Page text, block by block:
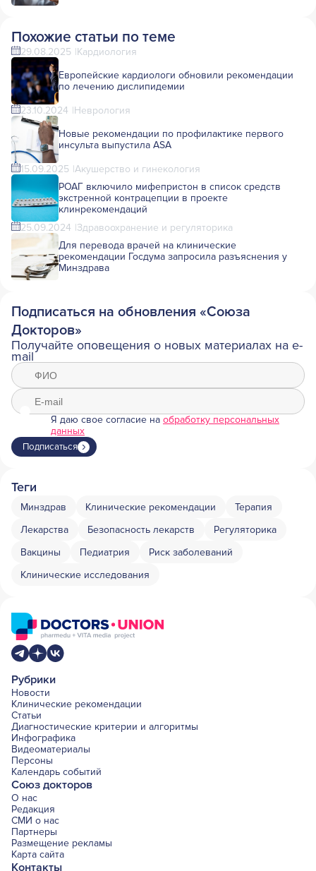
Похожие статьи по теме
29.08.2025 Кардиология
Европейские кардиологи обновили рекомендации
по лечению дислипидемии
23.10.2024 Неврология
Новые рекомендации по профилактике первого
инсульта выпустила ASA
15.09.2025 Акушерство и гинекология
РОАГ включило мифепристон в список средств
экстренной контрацепции в проекте
клинрекомендаций
25.09.2024 Здравоохранение и регуляторика
Для перевода врачей на клинические
рекомендации Госдума запросила разъяснения у
Минздрава
Подписаться на обновления «Союза
Докторов»
Получайте оповещения о новых материалах на e-
mail
Я даю свое согласие на обработку персональных
данных
Подписаться
Теги
Минздрав Клинические рекомендации
Терапия
Лекарства
Безопасность лекарств
Регуляторика
Вакцины
Педиатрия
Риск заболеваний
Клинические исследования
Рубрики
Новости
Клинические рекомендации
Статьи
Диагностические критерии и алгоритмы
Инфографика
Видеоматериалы
Персоны
Календарь событий
Союз докторов
О нас
Редакция
СМИ о нас
Партнеры
Размещение рекламы
Карта сайта
Контакты